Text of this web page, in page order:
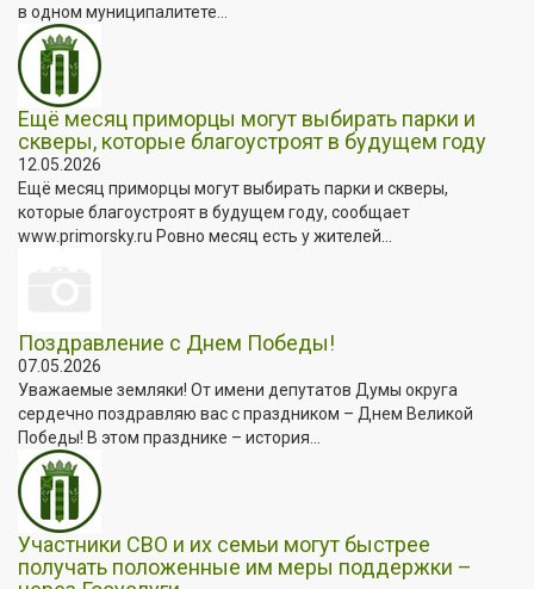
в одном муниципалитете...
Ещё месяц приморцы могут выбирать парки и
скверы, которые благоустроят в будущем году
12.05.2026
Ещё месяц приморцы могут выбирать парки и скверы,
которые благоустроят в будущем году, сообщает
www.primorsky.ru Ровно месяц есть у жителей...
Поздравление с Днем Победы!
07.05.2026
Уважаемые земляки! От имени депутатов Думы округа
сердечно поздравляю вас с праздником – Днем Великой
Победы! В этом празднике – история...
Участники СВО и их семьи могут быстрее
получать положенные им меры поддержки –